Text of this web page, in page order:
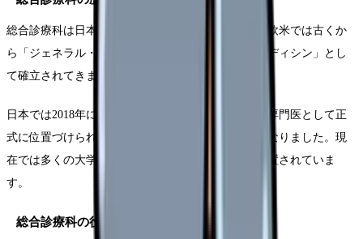
総合診療科は日本では比較的新しい診療科ですが、欧米では古くか
ら「ジェネラル・プラクティス」や「ファミリーメディシン」とし
て確立されてきました。
日本では2018年に「総合診療専門医」が基本領域の専門医として正
式に位置づけられ、その重要性が認識されるようになりました。現
在では多くの大学病院や総合病院に総合診療科が設置されていま
す。
総合診療科の役割と特徴